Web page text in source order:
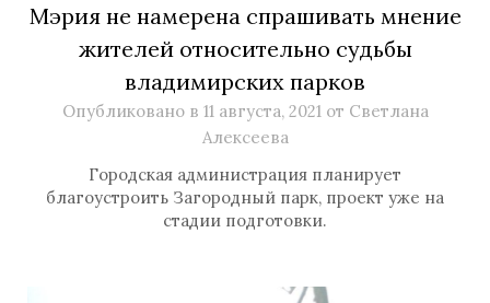
Мэрия не намерена спрашивать мнение
жителей относительно судьбы
владимирских парков
Опубликовано в 11 августа, 2021 от Светлана
Алексеева
Городская администрация планирует
благоустроить Загородный парк, проект уже на
стадии подготовки.